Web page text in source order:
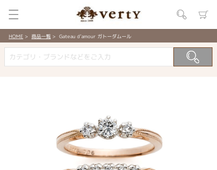
HOME 商品一覧 Gateau d’amour ガトーダムール